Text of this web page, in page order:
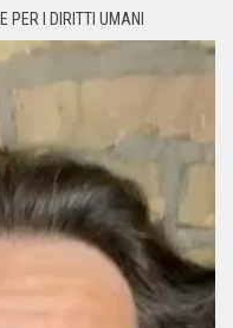
PER I DIRITTI UMANI